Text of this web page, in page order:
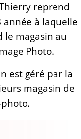
reprend
année à laquelle
magasin au
Photo.
est géré par la
magasin de